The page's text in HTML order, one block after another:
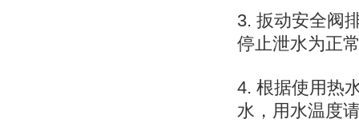
3. 扳动安全阀
停止泄水为正
4. 根据使用热
水，用水温度